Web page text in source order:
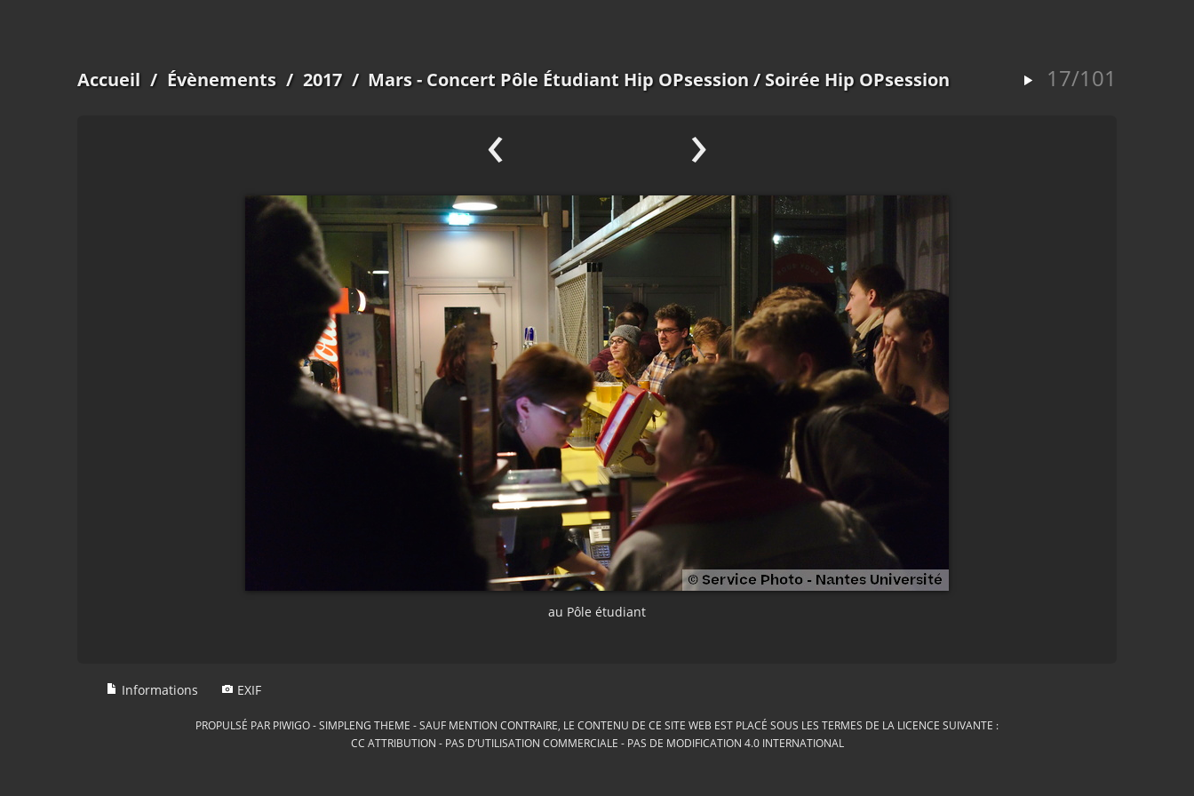
17/101
Accueil / Évènements / 2017 / Mars - Concert Pôle Étudiant Hip OPsession/ Soirée Hip OPsession
‹ ›
au Pôle étudiant
Informations EXIF
PROPULSÉ PAR PIWIGO-SIMPLENG THEME
SAUF MENTION CONTRAIRE, LE CONTENU DE CE SITE WEB EST PLACÉ SOUS LES TERMES DE LA LICENCE SUIVANTE :
CC ATTRIBUTION - PAS D’UTILISATION COMMERCIALE - PAS DE MODIFICATION 4.0 INTERNATIONAL